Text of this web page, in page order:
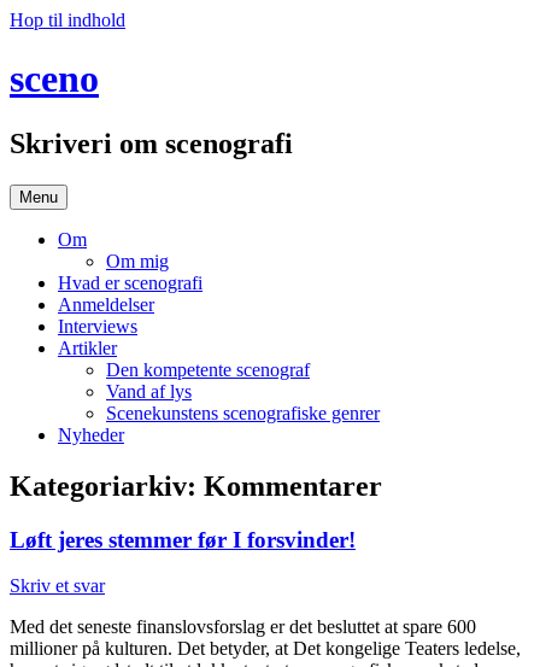
Hop til indhold
sceno
Skriveri om scenografi
Menu
Om
Om mig
Hvad er scenografi
Anmeldelser
Interviews
Artikler
Den kompetente scenograf
Vand af lys
Scenekunstens scenografiske genrer
Nyheder
Kategoriarkiv: Kommentarer
Løft jeres stemmer før I forsvinder!
Skriv et svar
Med det seneste finanslovsforslag er det besluttet at spare 600
millioner på kulturen. Det betyder, at Det kongelige Teaters ledelse,